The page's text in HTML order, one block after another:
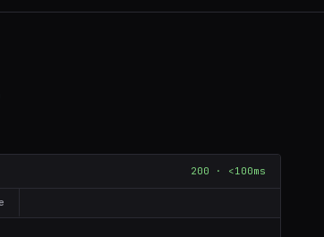
200 · <100ms